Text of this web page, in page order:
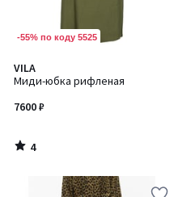
-55% по коду 5525
VILA
Миди-юбка рифленая
7600 ₽
4
/
4
/